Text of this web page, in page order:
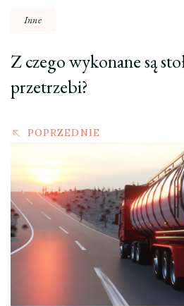
Inne
Z czego wykonane są
przetrzebi?
POPRZEDNIE